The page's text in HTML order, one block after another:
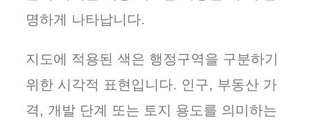
명하게 나타납니다.
지도에 적용된 색은 행정구역을 구분하기
위한 시각적 표현입니다. 인구, 부동산 가
격, 개발 단계 또는 토지 용도를 의미하는